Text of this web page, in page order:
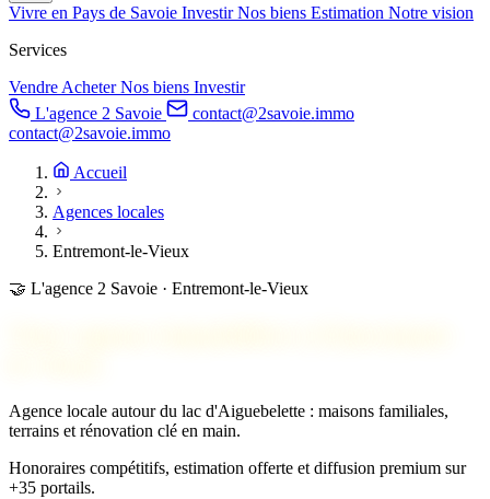
Vivre en Pays de Savoie InvestirNos biens Estimation Notre vision
Services
VendreAcheterNos biens Investir
L'agence 2 Savoie
contact@2savoie.immo
contact@2savoie.immo
Accueil
Agences locales
Entremont-le-Vieux
🤝 L'agence 2 Savoie · Entremont-le-Vieux
Agence locale autour du lac d'Aiguebelette : maisons familiales,
terrains et rénovation clé en main.
Honoraires compétitifs, estimation offerte et diffusion premium sur
+35 portails.